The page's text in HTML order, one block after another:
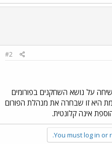
#2
על נושא השחקנים בפורומים
היא זו שבחרה את מנהלת הפורום
אינה קלונטית.
You must log in or